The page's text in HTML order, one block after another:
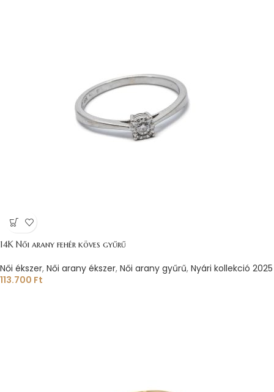
14K Női arany fehér köves gyűrű
Női ékszer, Női arany ékszer, Női arany gyűrű, Nyári kollekció 2025
113.700 Ft